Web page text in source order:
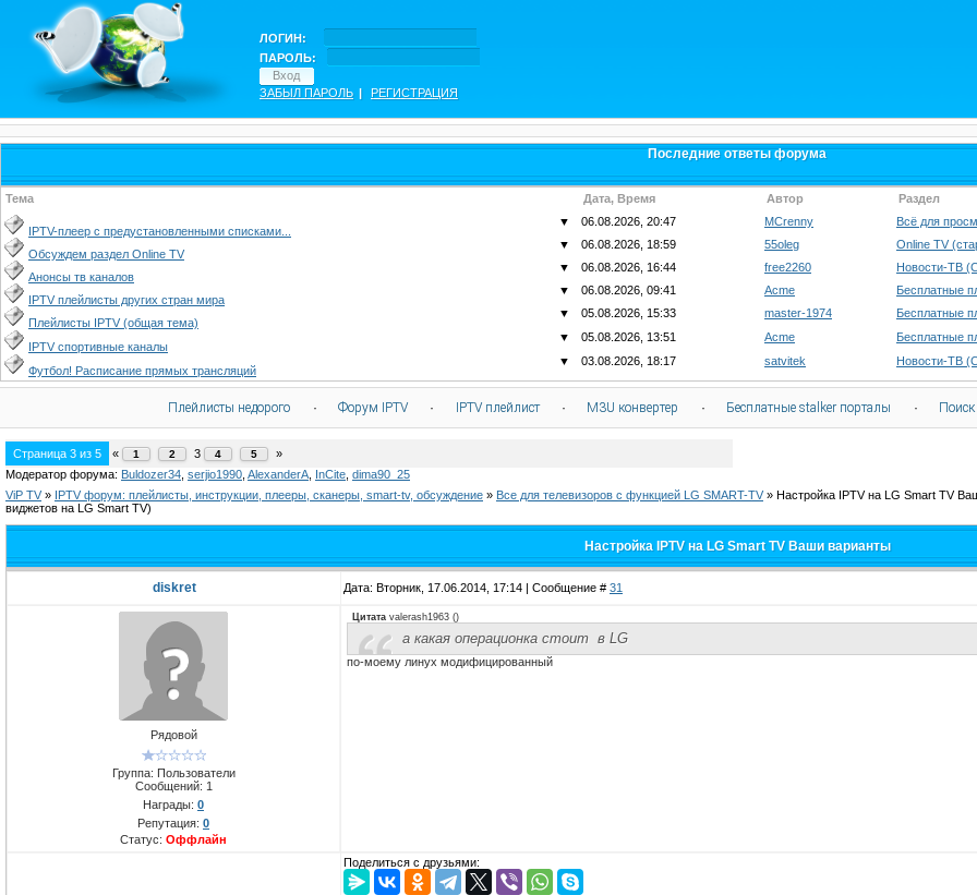
ЛОГИН:
ПАРОЛЬ:
ЗАБЫЛ ПАРОЛЬ | РЕГИСТРАЦИЯ
Последние ответы форума
Тема Дата, Время Автор Раздел
IPTV-плеер с предустановленными списками...
▼ 06.08.2026, 20:47 MCrenny Всё для
Обсуждем раздел Online TV
▼ 06.08.2026, 18:59 55oleg Online TV
Анонсы тв каналов
▼ 06.08.2026, 16:44 free2260 Новости-ТВ
IPTV плейлисты других стран мира
▼ 06.08.2026, 09:41 Acme Бесплатные
Плейлисты IPTV (общая тема)
▼ 05.08.2026, 15:33 master-1974 Бесплатные
IPTV спортивные каналы
▼ 05.08.2026, 13:51 Acme Бесплатные
Футбол! Расписание прямых трансляций
▼ 03.08.2026, 18:17 satvitek Новости-ТВ
Плейлисты недорого · Форум IPTV · IPTV плейлист · M3U конвертер · Бесплатные stalker порталы · Поиск
Страница 3 из 5 « 1 2 3 4 5
»
Модератор форума: Buldozer34 serjio1990 AlexanderA InCite dima90_25
ViP TV » IPTV форум: плейлисты, инструкции, плееры, сканеры, smart-tv, обсуждение » Все для телевизоров с функцией LG SMART-TV » Настройка IPTV на LG Smart TV
виджетов на LG Smart TV)
Настройка IPTV на LG Smart TV Ваши варианты
diskret Дата: Вторник, 17.06.2014, 17:14 | Сообщение # 31
Рядовой
Группа: Пользователи
Сообщений: 1
Награды: 0
Репутация: 0
Статус: Оффлайн
Цитата valerash1963 ()
а какая операционка стоит в LG
по-моему линух модифицированный
Поделиться с друзьями: